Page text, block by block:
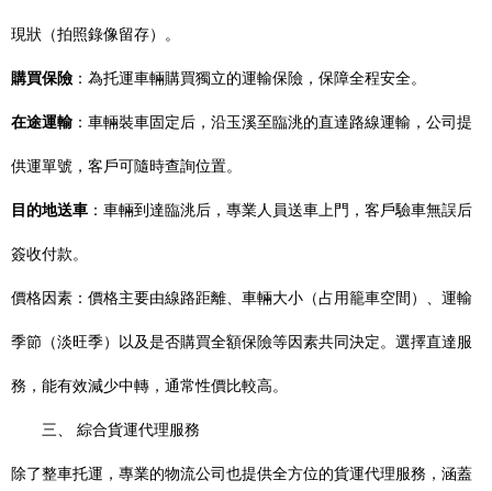
現狀（拍照錄像留存）。
購買保險 ：為托運車輛購買獨立的運輸保險，保障全程安全。
在途運輸 ：車輛裝車固定后，沿玉溪至臨洮的直達路線運輸，公司提
供運單號，客戶可隨時查詢位置。
目的地送車 ：車輛到達臨洮后，專業人員送車上門，客戶驗車無誤后
簽收付款。
價格因素：價格主要由線路距離、車輛大小（占用籠車空間）、運輸
季節（淡旺季）以及是否購買全額保險等因素共同決定。選擇直達服
務，能有效減少中轉，通常性價比較高。
三、 綜合貨運代理服務
除了整車托運，專業的物流公司也提供全方位的貨運代理服務，涵蓋